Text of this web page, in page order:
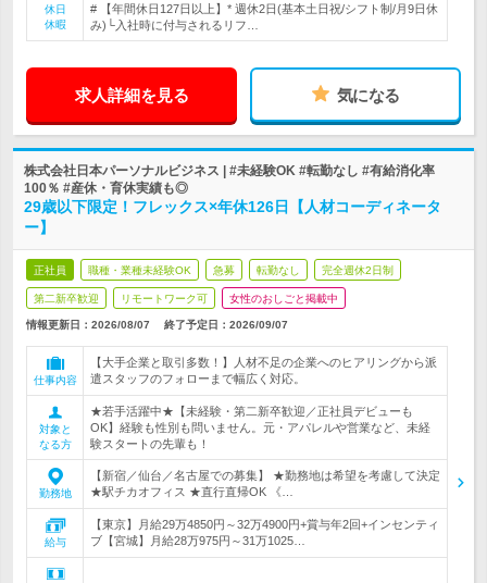
休日
休暇
# 【年間休日127日以上】* 週休2日(基本土日祝/シフト制/月9日休
み)└入社時に付与されるリフ…
求人詳細を見る 気になる
株式会社日本パーソナルビジネス | #未経験OK #転勤なし #有給消化率
100％ #産休・育休実績も◎
29歳以下限定！フレックス×年休126日【人材コーディネータ
ー】
正社員 職種・業種未経験OK 急募 転勤なし 完全週休2日制
第二新卒歓迎 リモートワーク可 女性のおしごと掲載中
情報更新日：2026/08/07 終了予定日： 2026/09/07
仕事内容
【大手企業と取引多数！】人材不足の企業へのヒアリングから派
遣スタッフのフォローまで幅広く対応。
対象と
なる方
★若手活躍中★【未経験・第二新卒歓迎／正社員デビューも
OK】経験も性別も問いません。元・アパレルや営業など、未経
験スタートの先輩も！
勤務地
【新宿／仙台／名古屋での募集】 ★勤務地は希望を考慮して決定
★駅チカオフィス ★直行直帰OK 《…
給与
【東京】月給29万4850円～32万4900円+賞与年2回+インセンティ
ブ【宮城】月給28万975円～31万1025…